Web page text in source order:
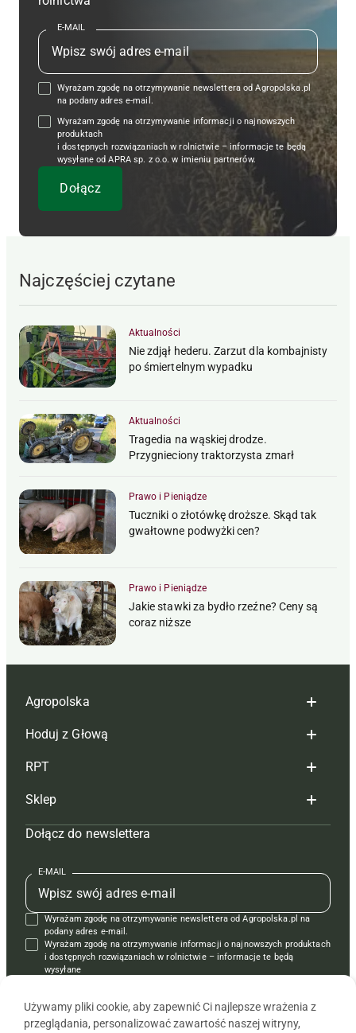
E-MAIL
Wyrażam zgodę na otrzymywanie newslettera od Agropolska.pl
na podany adres e-mail.
Wyrażam zgodę na otrzymywanie informacji o najnowszych
produktach
i dostępnych rozwiązaniach w rolnictwie – informacje te będą
wysyłane od APRA sp. z o.o. w imieniu partnerów.
Najczęściej czytane
Aktualności
Nie zdjął hederu. Zarzut dla kombajnisty
po śmiertelnym wypadku
Aktualności
Tragedia na wąskiej drodze.
Przygnieciony traktorzysta zmarł
Prawo i Pieniądze
Tuczniki o złotówkę droższe. Skąd tak
gwałtowne podwyżki cen?
Prawo i Pieniądze
Jakie stawki za bydło rzeźne? Ceny są
coraz niższe
Agropolska
Redakcja
Reklama
Tagi
Mapa serwisu
Kontakt
Regulamin
Polityka prywatności
Hoduj z Głową
Hoduj z głową bydło
Hoduj z głową świnie
Prenumerata
Redakcja
Kontakt
Reklama
RPT
Redakcja
Prenumerata
Reklama
Kontakt
Krzyżówki
Sklep
Czasopisma i prenumerata
Książki
Regulamin
Dołącz do newslettera
E-MAIL
Wyrażam zgodę na otrzymywanie newslettera od Agropolska.pl na
podany adres e-mail.
Wyrażam zgodę na otrzymywanie informacji o najnowszych produktach
i dostępnych rozwiązaniach w rolnictwie – informacje te będą
wysyłane
Używamy pliki cookie, aby zapewnić Ci najlepsze wrażenia z
przeglądania, personalizować zawartość naszej witryny,